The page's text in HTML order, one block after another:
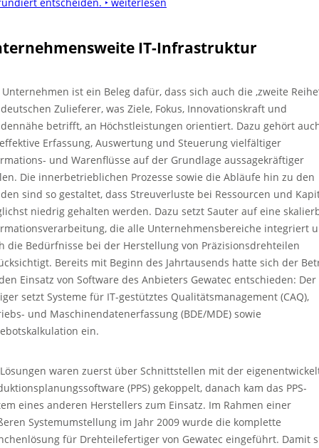
IT-Infrastruktur
Unternehmen ist ein Beleg dafür, dass sich auch die ‚zweite Reihe‘
Zulieferer, was Ziele, Fokus, Innovationskraft und
betrifft, an Höchstleistungen orientiert. Dazu gehört
Erfassung, Auswertung und Steuerung vielfältiger
und Warenflüsse auf der Grundlage aussagekräftiger
Die innerbetrieblichen Prozesse sowie die Abläufe hin zu den
sind so gestaltet, dass Streuverluste bei Ressourcen und
niedrig gehalten werden. Dazu setzt Sauter auf eine
die alle Unternehmensbereiche integriert
die Bedürfnisse bei der Herstellung von Präzisionsdrehteilen
Bereits mit Beginn des Jahrtausends hatte sich der
Einsatz von Software des Anbieters Gewatec entschieden: Der
setzt Systeme für IT-gestütztes Qualitätsmanagement (CAQ),
und Maschinendatenerfassung (BDE/MDE) sowie
ein.
waren zuerst über Schnittstellen mit der
(PPS) gekoppelt, danach kam das PPS-
eines anderen Herstellers zum Einsatz. Im Rahmen einer
Systemumstellung im Jahr 2009 wurde die komplette
für Drehteilefertiger von Gewatec eingeführt. Damit